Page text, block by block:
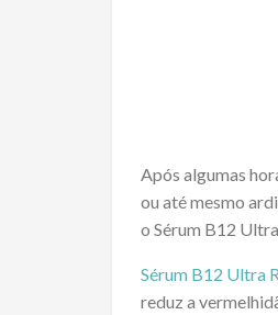
Após algumas
ou até mesmo
o Sérum B12
Sérum B12 Ultra
reduz a